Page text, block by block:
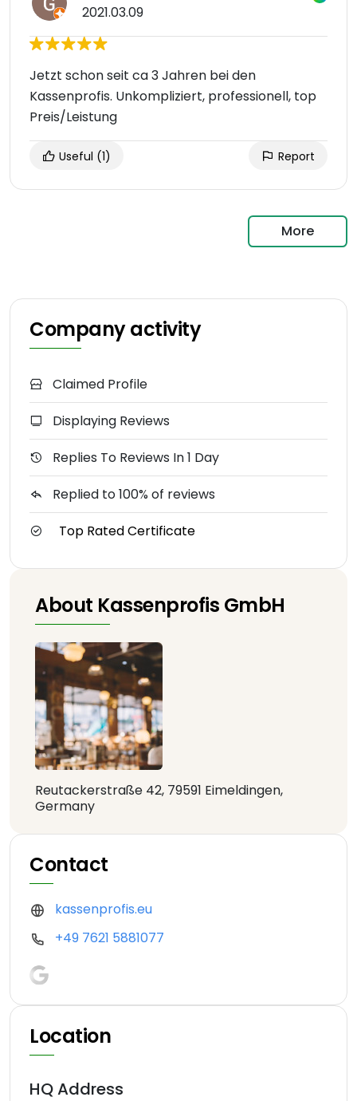
2021.03.09
Jetzt schon seit ca 3 Jahren bei den
Kassenprofis. Unkompliziert, professionell, top
Preis/Leistung
Useful (1) Report
More
Company activity
Claimed Profile
Displaying Reviews
Replies To Reviews In 1 Day
Replied to 100% of reviews
Top Rated Certificate
About Kassenprofis GmbH
Reutackerstraße 42, 79591 Eimeldingen,
Germany
Contact
kassenprofis.eu
+49 7621 5881077
Location
HQ Address